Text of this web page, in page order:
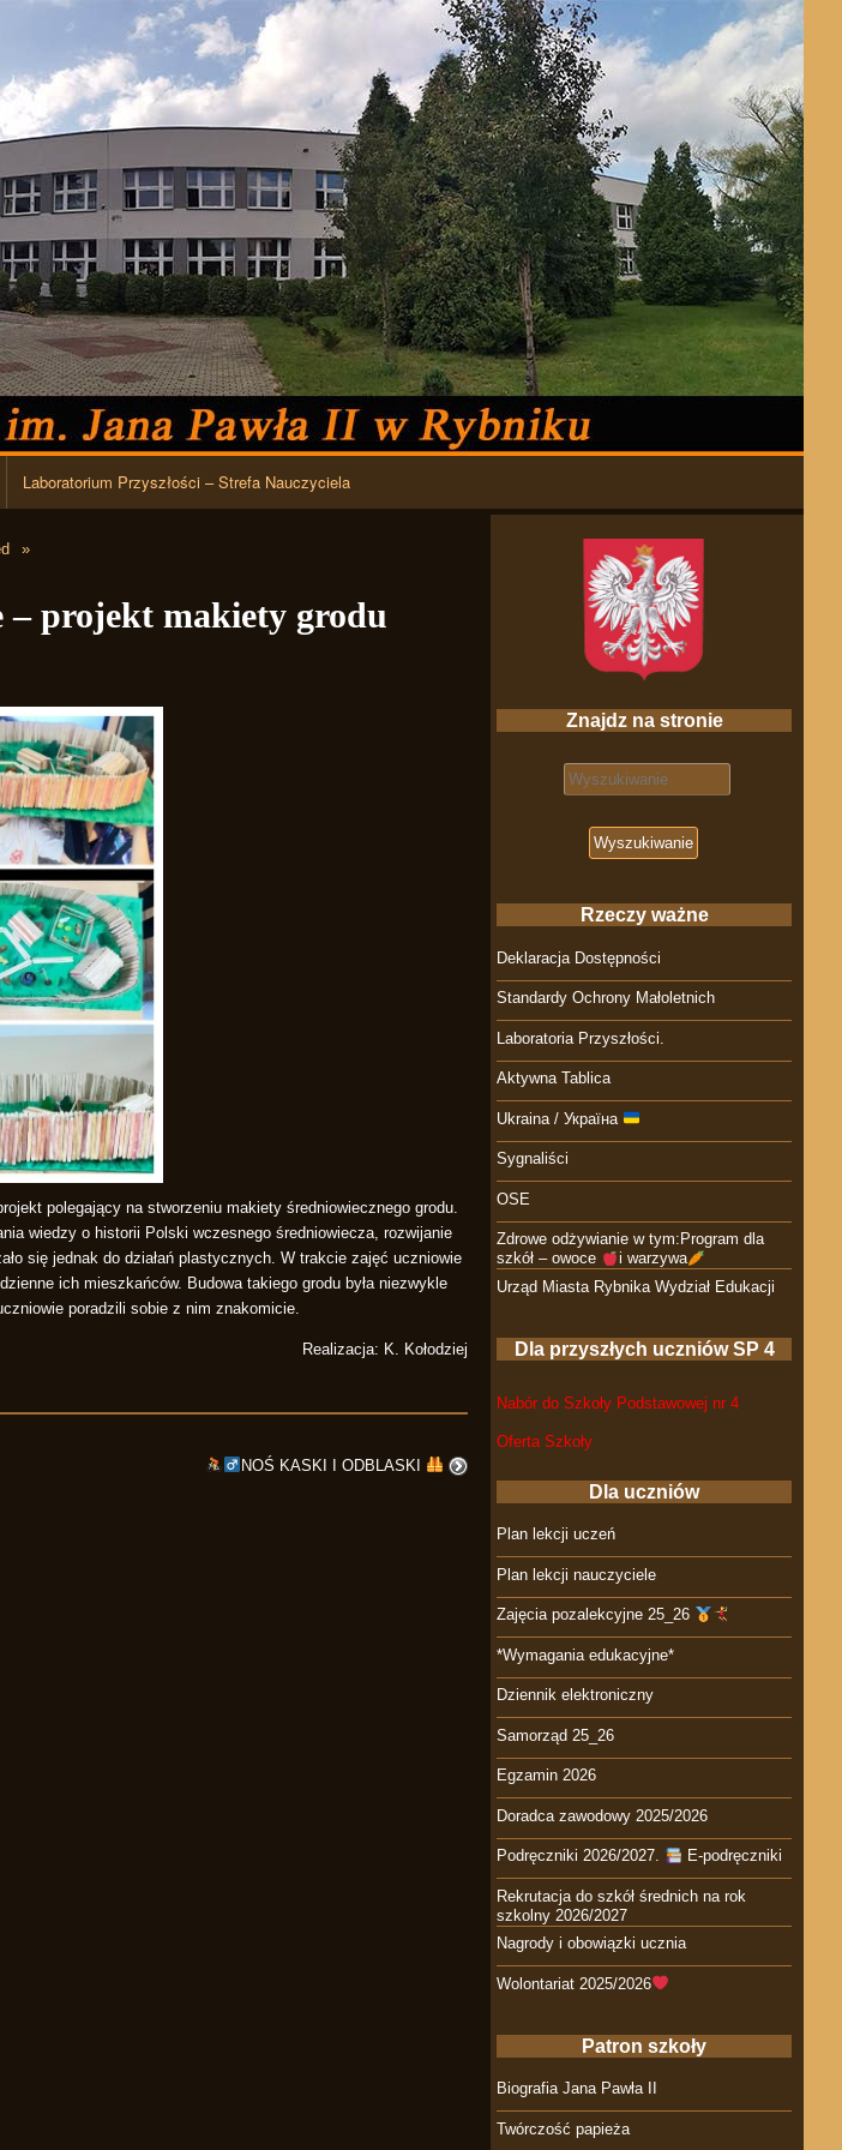
Przejdź do zawartości
Laboratorium Przyszłości – Strefa Nauczyciela
– projekt makiety grodu
polegający na stworzeniu makiety średniowiecznego grodu.
wiedzy o historii Polski wczesnego średniowiecza, rozwijanie
się jednak do działań plastycznych. W trakcie zajęć uczniowie
ich mieszkańców. Budowa takiego grodu była niezwykle
poradzili sobie z nim znakomicie.
Realizacja: K. Kołodziej
NOŚ KASKI I ODBLASKI
Znajdz na stronie
Search for:
Rzeczy ważne
Deklaracja Dostępności
Standardy Ochrony Małoletnich
Laboratoria Przyszłości.
Aktywna Tablica
Ukraina / Україна
Sygnaliści
OSE
Zdrowe odżywianie w tym:Program dla
szkół – owoce
i warzywa
Urząd Miasta Rybnika Wydział Edukacji
Dla przyszłych uczniów SP 4
Nabór do Szkoły Podstawowej nr 4
Oferta Szkoły
Dla uczniów
Plan lekcji uczeń
Plan lekcji nauczyciele
Zajęcia pozalekcyjne 25_26
*Wymagania edukacyjne*
Dziennik elektroniczny
Samorząd 25_26
Egzamin 2026
Doradca zawodowy 2025/2026
Podręczniki 2026/2027. E-podręczniki
Rekrutacja do szkół średnich na rok
szkolny 2026/2027
Nagrody i obowiązki ucznia
Wolontariat 2025/2026
Patron szkoły
Biografia Jana Pawła II
Twórczość papieża